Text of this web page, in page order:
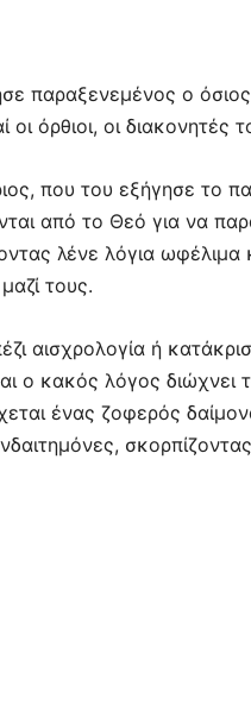
παραξενεμένος ο όσιος.
όρθιοι, οι διακονητές
που του εξήγησε το
από το Θεό για να
λένε λόγια ωφέλιμα
τους.
αισχρολογία ή
ο κακός λόγος
ένας ζοφερός